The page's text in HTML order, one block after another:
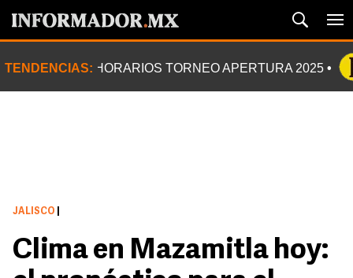
TENDENCIAS: HORARIOS TORNEO APERTURA 2025
JALISCO
Clima en Mazamitla hoy: